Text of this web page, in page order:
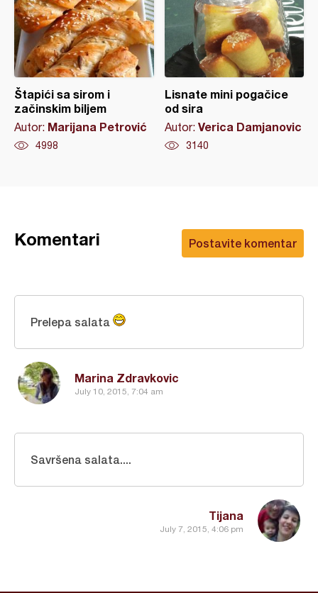
Štapići sa sirom i
začinskim biljem
Autor: Marijana Petrović
4998
Lisnate mini pogačice
od sira
Autor: Verica Damjanovic
3140
Postavite komentar
Komentari
Marina Zdravkovic
July 10, 2015, 7:04 am
Prelepa salata
Tijana
July 7, 2015, 4:06 pm
Savršena salata....